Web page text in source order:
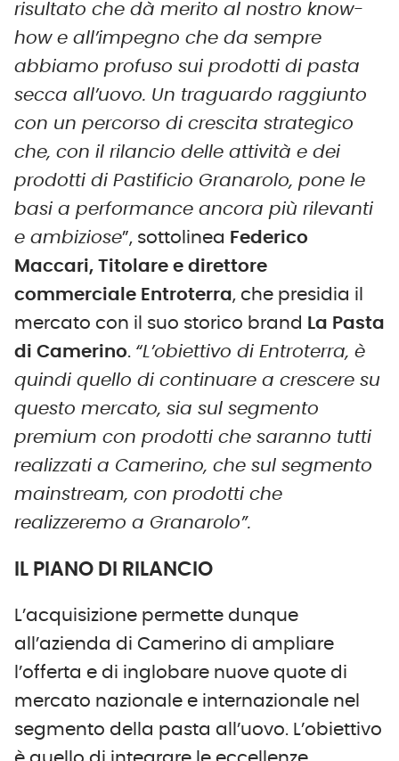
risultato che dà merito al nostro know-
how e all’impegno che da sempre
abbiamo profuso sui prodotti di pasta
secca all’uovo. Un traguardo raggiunto
con un percorso di crescita strategico
che, con il rilancio delle attività e dei
prodotti di Pastificio Granarolo, pone le
basi a performance ancora più rilevanti
e ambiziose”, sottolinea Federico
Maccari, Titolare e direttore
commerciale Entroterra, che presidia il
mercato con il suo storico brand La Pasta
di Camerino. “L’obiettivo di Entroterra, è
quindi quello di continuare a crescere su
questo mercato, sia sul segmento
premium con prodotti che saranno tutti
realizzati a Camerino, che sul segmento
mainstream, con prodotti che
realizzeremo a Granarolo”.
IL PIANO DI RILANCIO
L’acquisizione permette dunque
all’azienda di Camerino di ampliare
l’offerta e di inglobare nuove quote di
mercato nazionale e internazionale nel
segmento della pasta all’uovo. L’obiettivo